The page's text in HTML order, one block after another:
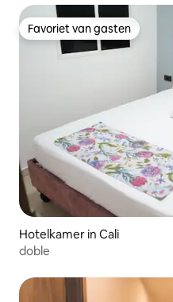
Favoriet van gasten
Favoriet van gasten
Hotelkamer in Cali
doble